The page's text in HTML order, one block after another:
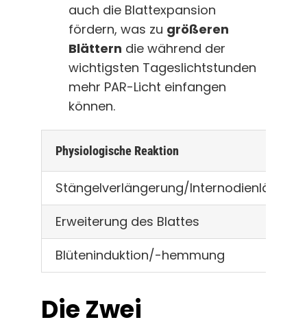
auch die Blattexpansion
fördern, was zu größeren
Blättern die während der
wichtigsten Tageslichtstunden
mehr PAR-Licht einfangen
können.
Physiologische Reaktion
Stängelverlängerung/Internodienlänge
Erweiterung des Blattes
Blüteninduktion/-hemmung
Die Zwei